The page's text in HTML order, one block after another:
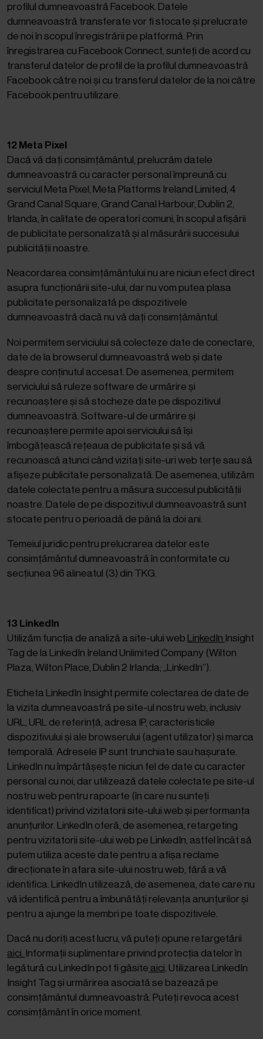
profilul dumneavoastră Facebook. Datele
dumneavoastră transferate vor fi stocate și prelucrate
de noi în scopul înregistrării pe platformă. Prin
înregistrarea cu Facebook Connect, sunteți de acord cu
transferul datelor de profil de la profilul dumneavoastră
Facebook către noi și cu transferul datelor de la noi către
Facebook pentru utilizare.
12 Meta Pixel
Dacă vă dați consimțământul, prelucrăm datele
dumneavoastră cu caracter personal împreună cu
serviciul Meta Pixel, Meta Platforms Ireland Limited, 4
Grand Canal Square, Grand Canal Harbour, Dublin 2,
Irlanda, în calitate de operatori comuni, în scopul afișării
de publicitate personalizată și al măsurării succesului
publicității noastre.
Neacordarea consimțământului nu are niciun efect direct
asupra funcționării site-ului, dar nu vom putea plasa
publicitate personalizată pe dispozitivele
dumneavoastră dacă nu vă dați consimțământul.
Noi permitem serviciului să colecteze date de conectare,
date de la browserul dumneavoastră web și date
despre conținutul accesat. De asemenea, permitem
serviciului să ruleze software de urmărire și
recunoaștere și să stocheze date pe dispozitivul
dumneavoastră. Software-ul de urmărire și
recunoaștere permite apoi serviciului să își
îmbogățească rețeaua de publicitate și să vă
recunoască atunci când vizitați site-uri web terțe sau să
afișeze publicitate personalizată. De asemenea, utilizăm
datele colectate pentru a măsura succesul publicității
noastre. Datele de pe dispozitivul dumneavoastră sunt
stocate pentru o perioadă de până la doi ani.
Temeiul juridic pentru prelucrarea datelor este
consimțământul dumneavoastră în conformitate cu
secțiunea 96 alineatul (3) din TKG.
13 LinkedIn
Utilizăm funcția de analiză a site-ului web LinkedIn Insight
Tag de la LinkedIn Ireland Unlimited Company (Wilton
Plaza, Wilton Place, Dublin 2 Irlanda; „LinkedIn”).
Eticheta LinkedIn Insight permite colectarea de date de
la vizita dumneavoastră pe site-ul nostru web, inclusiv
URL, URL de referință, adresa IP, caracteristicile
dispozitivului și ale browserului (agent utilizator) și marca
temporală. Adresele IP sunt trunchiate sau hașurate.
LinkedIn nu împărtășește niciun fel de date cu caracter
personal cu noi, dar utilizează datele colectate pe site-ul
nostru web pentru rapoarte (în care nu sunteți
identificat) privind vizitatorii site-ului web și performanța
anunțurilor. LinkedIn oferă, de asemenea, retargeting
pentru vizitatorii site-ului web pe LinkedIn, astfel încât să
putem utiliza aceste date pentru a afișa reclame
direcționate în afara site-ului nostru web, fără a vă
identifica. LinkedIn utilizează, de asemenea, date care nu
vă identifică pentru a îmbunătăți relevanța anunțurilor și
pentru a ajunge la membri pe toate dispozitivele.
Dacă nu doriți acest lucru, vă puteți opune retargetării
aici. Informații suplimentare privind protecția datelor în
legătură cu LinkedIn pot fi găsite aici. Utilizarea LinkedIn
Insight Tag și urmărirea asociată se bazează pe
consimțământul dumneavoastră. Puteți revoca acest
consimțământ în orice moment.